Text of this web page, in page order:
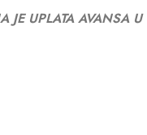
JE UPLATA AVANSA U